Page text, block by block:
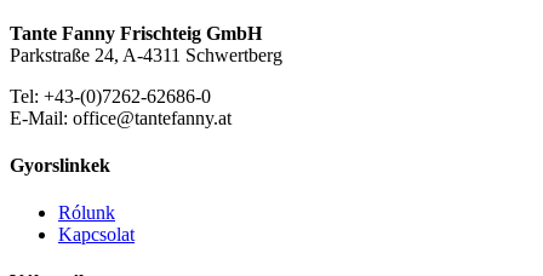
Tante Fanny Frischteig GmbH
Parkstraße 24, A-4311 Schwertberg
Tel: +43-(0)7262-62686-0
E-Mail: office@tantefanny.at
Gyorslinkek
Rólunk
Kapcsolat